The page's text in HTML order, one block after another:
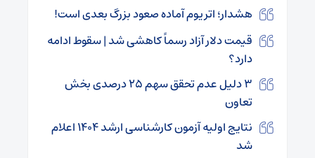
هشدار؛ اتریوم آماده صعود بزرگ بعدی است!
قیمت دلار آزاد رسماً کاهشی شد | سقوط ادامه
دارد؟
۳ دلیل عدم تحقق سهم ۲۵ درصدی بخش
تعاون
نتایج اولیه آزمون کارشناسی ارشد ۱۴۰۴ اعلام
شد